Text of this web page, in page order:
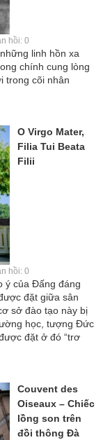
hồi: 0
linh hồn xa
chính cung lòng
trong cõi nhân
O Virgo Mater,
Filia Tui Beata
Filii
hồi: 0
ý của Đấng đáng
đặt giữa sân
sở đào tạo này bị
học, tượng Đức
đặt ở đó “trơ
Couvent des
Oiseaux – Chiếc
lồng son trên
đồi thông Đà